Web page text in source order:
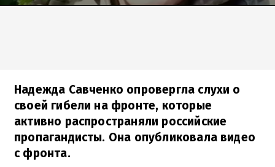
Надежда Савченко опровергла слухи о
своей гибели на фронте, которые
активно распространяли российские
пропагандисты. Она опубликовала видео
с фронта.